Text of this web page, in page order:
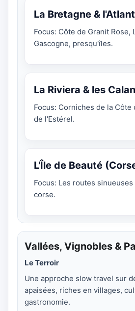
La Bretagne &
Focus: Côte de Granit Rose,
Gascogne, presqu'îles.
La Riviera & les
Focus: Corniches de la Côte
de l'Estérel.
L'Île de Beauté
Focus: Les routes
corse.
Vallées, Vignobles &
Le Terroir
Une approche slow travel sur
apaisées, riches en villages,
gastronomie.